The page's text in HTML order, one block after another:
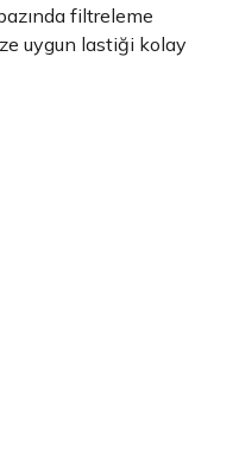
filtreleme
uygun lastiği kolay